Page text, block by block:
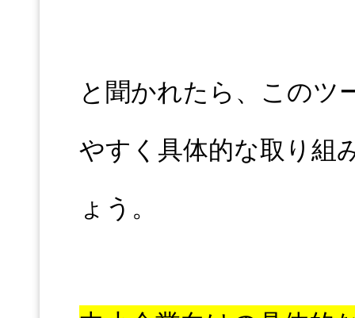
と聞かれたら、このツ
やすく具体的な取り組
ょう。